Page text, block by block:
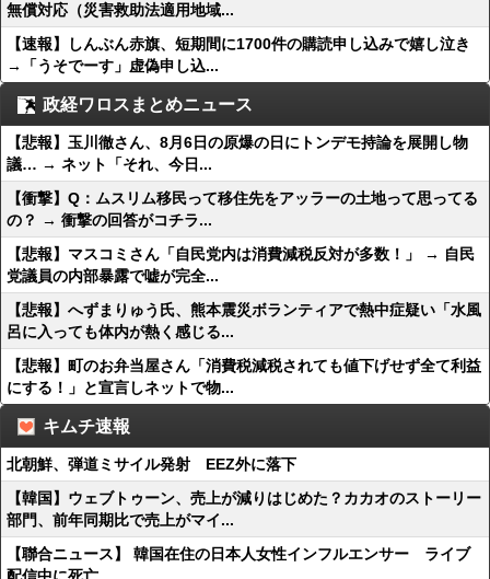
無償対応（災害救助法適用地域...
【速報】しんぶん赤旗、短期間に1700件の購読申し込みで嬉し泣き
→「うそでーす」虚偽申し込...
政経ワロスまとめニュース
【悲報】玉川徹さん、8月6日の原爆の日にトンデモ持論を展開し物
議… → ネット「それ、今日...
【衝撃】Q：ムスリム移民って移住先をアッラーの土地って思ってる
の？ → 衝撃の回答がコチラ...
【悲報】マスコミさん「自民党内は消費減税反対が多数！」 → 自民
党議員の内部暴露で嘘が完全...
【悲報】へずまりゅう氏、熊本震災ボランティアで熱中症疑い「水風
呂に入っても体内が熱く感じる...
【悲報】町のお弁当屋さん「消費税減税されても値下げせず全て利益
にする！」と宣言しネットで物...
キムチ速報
北朝鮮、弾道ミサイル発射 EEZ外に落下
【韓国】ウェブトゥーン、売上が減りはじめた？カカオのストーリー
部門、前年同期比で売上がマイ...
【聯合ニュース】 韓国在住の日本人女性インフルエンサー ライブ